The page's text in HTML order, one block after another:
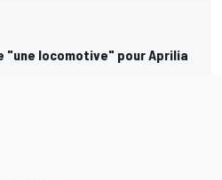
"une locomotive" pour Aprilia